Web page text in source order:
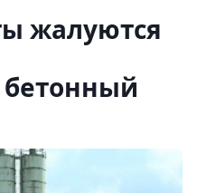
жалуются